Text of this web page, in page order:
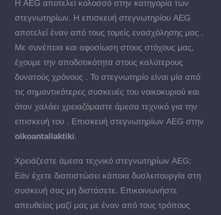
Η AEG αποτελεί κολοσσό στην κατηγορία των
στεγνωτηρίων. Η επισκευή στεγνωτηρίου AEG
αποτελεί έναν από τους τομείς ενασχόλησης μας .
Με συνέπεια και αφοσίωση στους στόχους μας,
έχουμε την αποδοτικότητα στους καλύτερους
δυνατούς χρόνους . Το στεγνωτηρίο είναι μία από
τις σημαντικότερες συσκευές του νοικοκυριού και
όταν χαλάει χρειαζόμαστε άμεσα τεχνικό για την
επισκευή του . Επισκευή στεγνωτηρίων AEG στην
oikoantallaktiki.
Χρειάζεστε άμεσα τεχνικό στεγνωτηρίων AEG;
Εάν έχετε διαπιστώσει κάποια δυσλειτουργία στη
συσκευή σας μη διστάσετε. Επικοινωνήστε
απευθείας μαζί μας με έναν από τους τρόπους